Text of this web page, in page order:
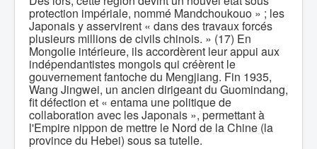
protection impériale, nommé Mandchoukouo » ; les
Japonais y asservirent « dans des travaux forcés
plusieurs millions de civils chinois. » (17) En
Mongolie intérieure, ils accordèrent leur appui aux
indépendantistes mongols qui créèrent le
gouvernement fantoche du Mengjiang. Fin 1935,
Wang Jingwei, un ancien dirigeant du Guomindang,
fit défection et « entama une politique de
collaboration avec les Japonais », permettant à
l'Empire nippon de mettre le Nord de la Chine (la
province du Hebei) sous sa tutelle.